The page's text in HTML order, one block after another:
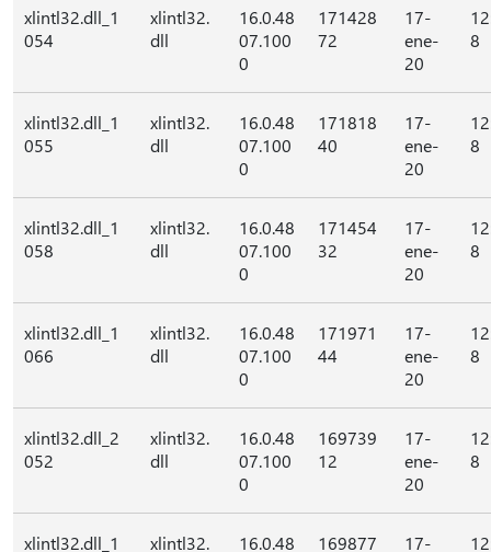
xlintl32.dll_1
054
xlintl32.
dll
16.0.48
07.100
0
171428
72
17-
ene-
20
8
xlintl32.dll_1
055
xlintl32.
dll
16.0.48
07.100
0
171818
40
17-
ene-
20
8
xlintl32.dll_1
058
xlintl32.
dll
16.0.48
07.100
0
171454
32
17-
ene-
20
8
xlintl32.dll_1
066
xlintl32.
dll
16.0.48
07.100
0
171971
44
17-
ene-
20
8
xlintl32.dll_2
052
xlintl32.
dll
16.0.48
07.100
0
169739
12
17-
ene-
20
8
xlintl32.dll_1 xlintl32. 16.0.48 169877 17-